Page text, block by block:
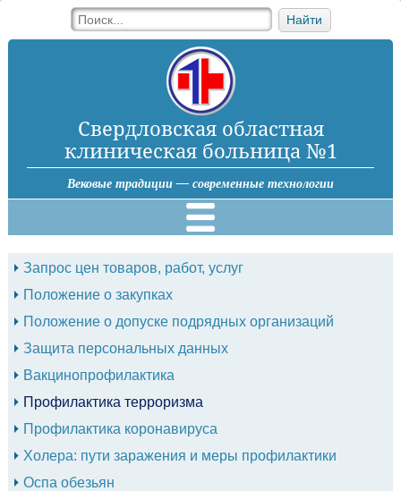
Найти
Свердловская областная
клиническая больница №1
Вековые традиции — современные технологии
Запрос цен товаров, работ, услуг
Положение о закупках
Положение о допуске подрядных организаций
Защита персональных данных
Вакцинопрофилактика
Профилактика терроризма
Профилактика коронавируса
Холера: пути заражения и меры профилактики
Оспа обезьян